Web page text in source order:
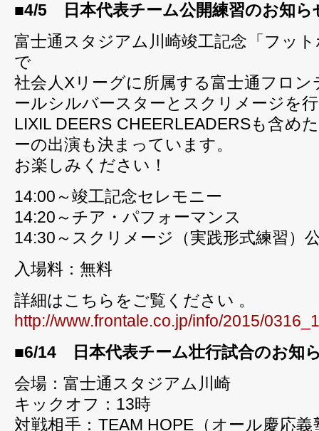
■4/5 日本代表チーム公開練習のお知ら
富士通スタジアム川崎竣工記念「フッ
で
社会人Xリーグに所属する富士通フロ
ールシルバースターとスクリメージを
LIXIL DEERS CHEERLEADERSも含め
ーの出演も決まっています。
お楽しみください！
14:00～竣工記念セレモニー
14:20～チア・パフォーマンス
14:30～スクリメージ（実践形式練習）
入場料：無料
詳細はこちらをご覧ください 。
http://www.frontale.co.jp/info/2015/
■6/14 日本代表チーム壮行試合のお知
会場：富士通スタジアム川崎
キックオフ：13時
対戦相手：TEAM HOPE（オール慶応